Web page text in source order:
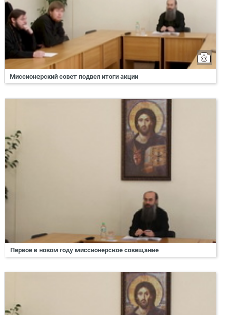
Миссионерский совет подвел итоги акции
Первое в новом году миссионерское совещание